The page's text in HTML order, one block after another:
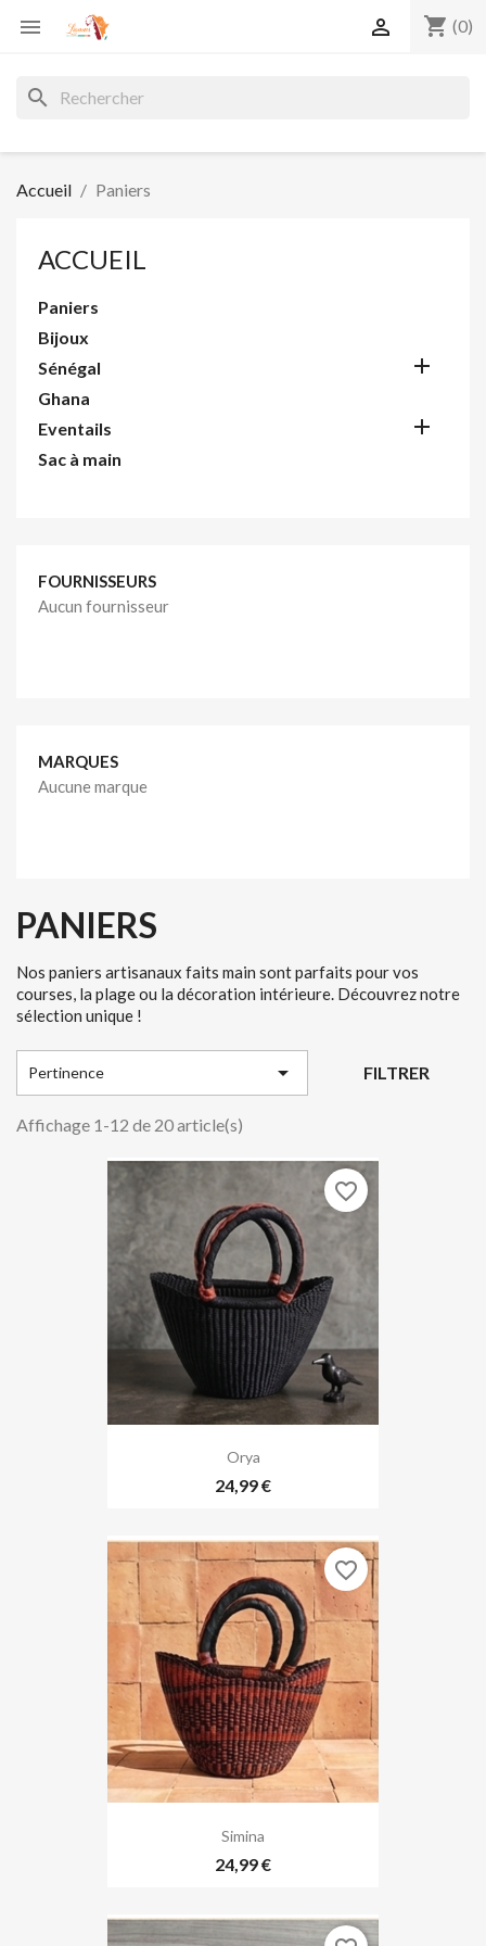
 shopping_cart (0)

search
Accueil Paniers
ACCUEIL
Paniers
Bijoux
Sénégal

Ghana
Eventails

Sac à main
FOURNISSEURS
Aucun fournisseur
MARQUES
Aucune marque
PANIERS
Nos paniers artisanaux faits main sont parfaits pour vos
courses, la plage ou la décoration intérieure. Découvrez notre
sélection unique !
Pertinence  FILTRER
Affichage 1-12 de 20 article(s)
Orya
24,99 €
favorite_border
Simina
24,99 €
favorite_border